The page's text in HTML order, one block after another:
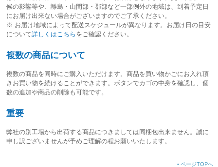
候の影響等や、離島・山間部・郡部など一部例外の地域は、到着予定日
にお届け出来ない場合がございますのでご了承ください。
※ お届け地域によって配送スケジュールが異なります。お届け日の目安
について詳しくはこちら をご確認ください。
複数の商品について
複数の商品を同時にご購入いただけます。商品を買い物かごにお入れ頂
きお買い物を続けることができます。ボタンでカゴの中身を確認し、個
数の追加や商品の削除も可能です。
重要
弊社の別工場から出荷する商品につきましては同梱包出来ません。誠に
申し訳ございませんが予めご理解の程お願いいたします。
• ページTOPへ